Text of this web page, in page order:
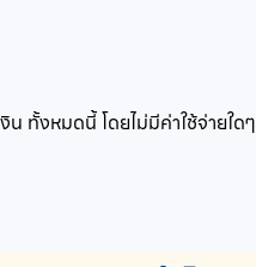
ทั้งหมดนี้ โดยไม่มีค่าใช้จ่ายใดๆ